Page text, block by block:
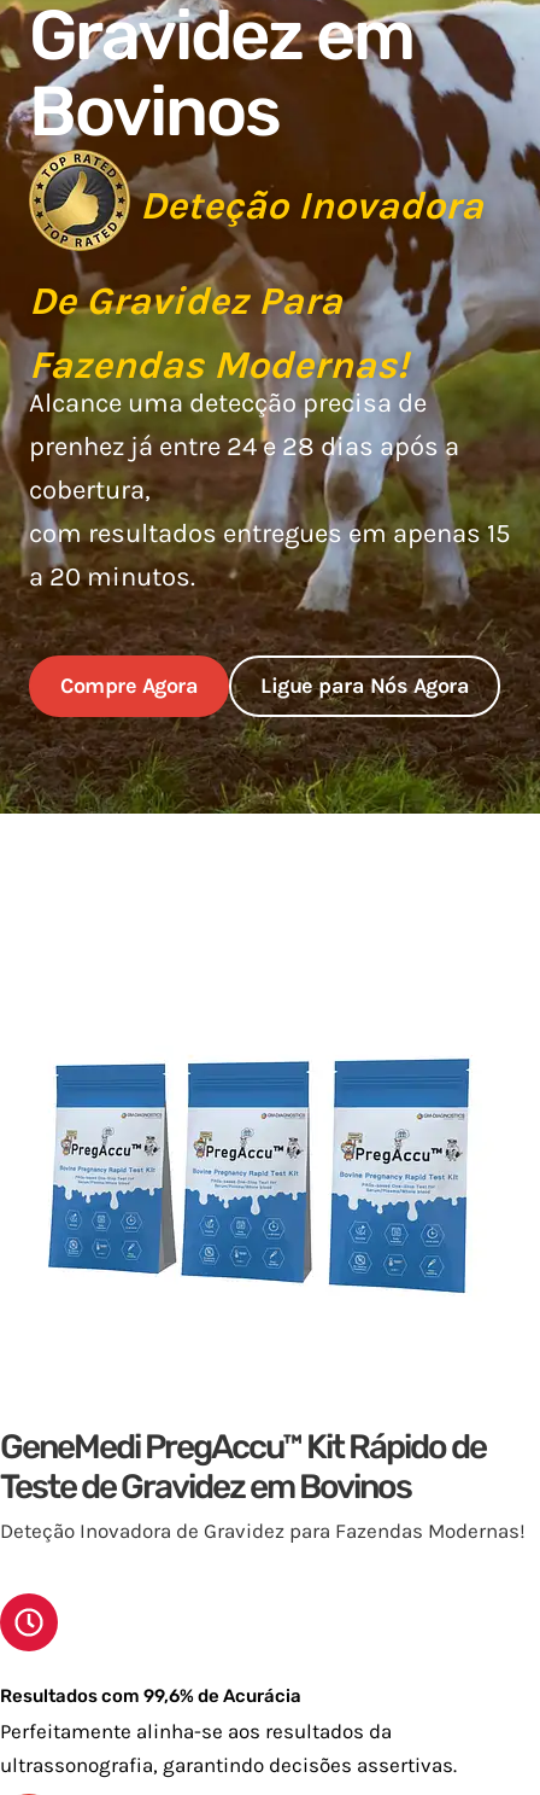
Gravidez em
Bovinos
Deteção Inovadora
De Gravidez Para
Fazendas Modernas!
Alcance uma detecção precisa de
prenhez já entre 24 e 28 dias após a
cobertura,
com resultados entregues em apenas 15
a 20 minutos.
Compre Agora Ligue para Nós Agora
GeneMedi PregAccu™ Kit Rápido de
Teste de Gravidez em Bovinos
Deteção Inovadora de Gravidez para Fazendas Modernas!
Resultados com 99,6% de Acurácia
Perfeitamente alinha-se aos resultados da
ultrassonografia, garantindo decisões assertivas.